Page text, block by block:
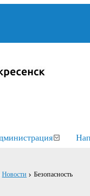
Новости Безопасность